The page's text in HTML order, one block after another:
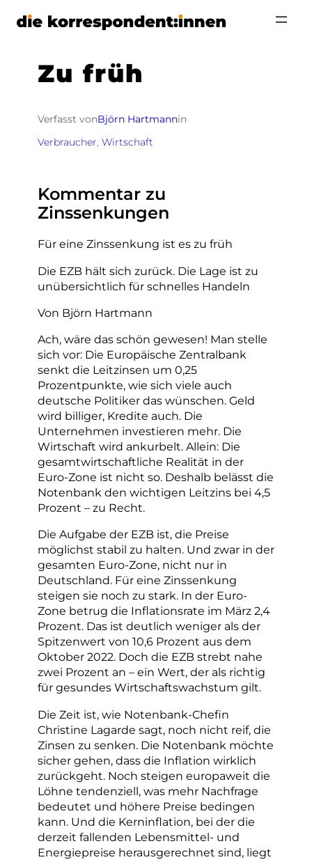
Zum
Zu früh
Verfasst vonBjörn Hartmannin
Verbraucher, Wirtschaft
Kommentar zu
Zinssenkungen
Für eine Zinssenkung ist es zu früh
Die EZB hält sich zurück. Die Lage ist zu
unübersichtlich für schnelles Handeln
Von Björn Hartmann
Ach, wäre das schön gewesen! Man stelle
sich vor: Die Europäische Zentralbank
senkt die Leitzinsen um 0,25
Prozentpunkte, wie sich viele auch
deutsche Politiker das wünschen. Geld
wird billiger, Kredite auch. Die
Unternehmen investieren mehr. Die
Wirtschaft wird ankurbelt. Allein: Die
gesamtwirtschaftliche Realität in der
Euro-Zone ist nicht so. Deshalb belässt die
Notenbank den wichtigen Leitzins bei 4,5
Prozent – zu Recht.
Die Aufgabe der EZB ist, die Preise
möglichst stabil zu halten. Und zwar in der
gesamten Euro-Zone, nicht nur in
Deutschland. Für eine Zinssenkung
steigen sie noch zu stark. In der Euro-
Zone betrug die Inflationsrate im März 2,4
Prozent. Das ist deutlich weniger als der
Spitzenwert von 10,6 Prozent aus dem
Oktober 2022. Doch die EZB strebt nahe
zwei Prozent an – ein Wert, der als richtig
für gesundes Wirtschaftswachstum gilt.
Die Zeit ist, wie Notenbank-Chefin
Christine Lagarde sagt, noch nicht reif, die
Zinsen zu senken. Die Notenbank möchte
sicher gehen, dass die Inflation wirklich
zurückgeht. Noch steigen europaweit die
Löhne tendenziell, was mehr Nachfrage
bedeutet und höhere Preise bedingen
kann. Und die Kerninflation, bei der die
derzeit fallenden Lebensmittel- und
Energiepreise herausgerechnet sind, liegt